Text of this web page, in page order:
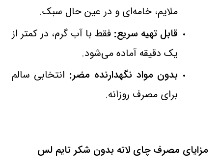
ملایم، خامه‌ای و در عین حال سبک.
قابل تهیه سریع: فقط با آب گرم، در کمتر از
یک دقیقه آماده می‌شود.
بدون مواد نگهدارنده مضر: انتخابی سالم
برای مصرف روزانه.
مزایای مصرف چای لاته بدون شکر تایم ‌لس